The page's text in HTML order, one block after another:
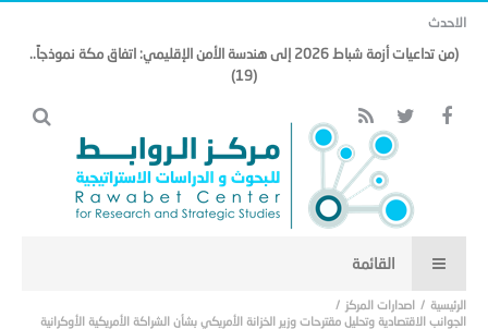
الاحدث
(من تداعيات أزمة شباط 2026 إلى هندسة الأمن الإقليمي: اتفاق مكة نموذجاً..
(19)
اصدارات المركز
الجوانب الاقتصادية وتحليل مقترحات وزير الخزانة الأمريكي بشأن الشراكة الأمريكية الأوكرانية